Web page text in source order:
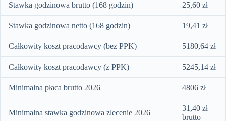
Stawka godzinowa brutto (168 godzin) 25,60 zł
Stawka godzinowa netto (168 godzin) 19,41 zł
Całkowity koszt pracodawcy (bez PPK) 5180,64 zł
Całkowity koszt pracodawcy (z PPK) 5245,14 zł
Minimalna płaca brutto 2026 4806 zł
Minimalna stawka godzinowa zlecenie 2026
31,40 zł
brutto